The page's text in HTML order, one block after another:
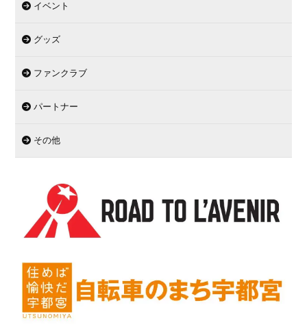
イベント
グッズ
ファンクラブ
パートナー
その他